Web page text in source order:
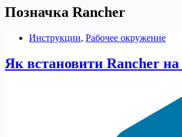
Позначка Rancher
Инструкции, Рабочее окружение
Як встановити Rancher на